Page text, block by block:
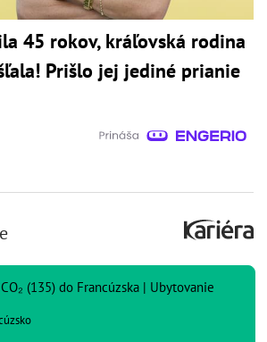
45 rokov, kráľovská rodina
Prišlo jej jediné prianie
(135) do Francúzska | Ubytovanie